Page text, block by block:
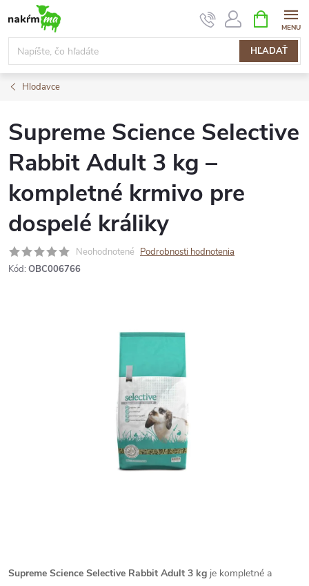
na
obsah
HĽADAŤ
KOŠÍK
Hlodavce
Supreme Science Selective
Rabbit Adult 3 kg –
kompletné krmivo pre
dospelé králiky
Neohodnotené Podrobnosti hodnotenia
Kód: OBC006766
Supreme Science Selective Rabbit Adult 3 kg je kompletné a